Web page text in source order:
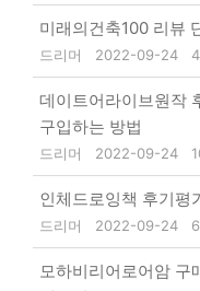
미래의건축100 리뷰
드리머 2022-09-24 4
데이트어라이브원작
구입하는 방법
드리머 2022-09-24
인체드로잉책 후기평
드리머 2022-09-24 6
모하비리어로어암 구